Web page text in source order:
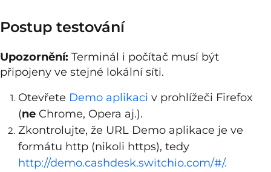
Postup testování
Upozornění: Terminál i počítač musí být
připojeny ve stejné lokální síti.
Otevřete Demo aplikaci v prohlížeči Firefox
(ne Chrome, Opera aj.).
Zkontrolujte, že URL Demo aplikace je ve
formátu http (nikoli https), tedy
http://demo.cashdesk.switchio.com/#/.